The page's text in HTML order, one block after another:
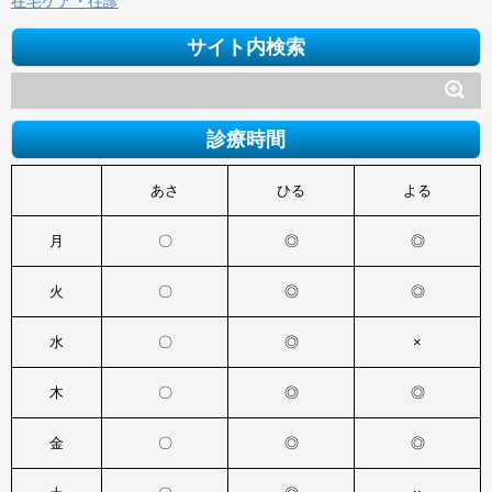
サイト内検索
診療時間
あさ ひる よる
月 〇 ◎ ◎
火 〇 ◎ ◎
水 〇 ◎ ×
木 〇 ◎ ◎
金 〇 ◎ ◎